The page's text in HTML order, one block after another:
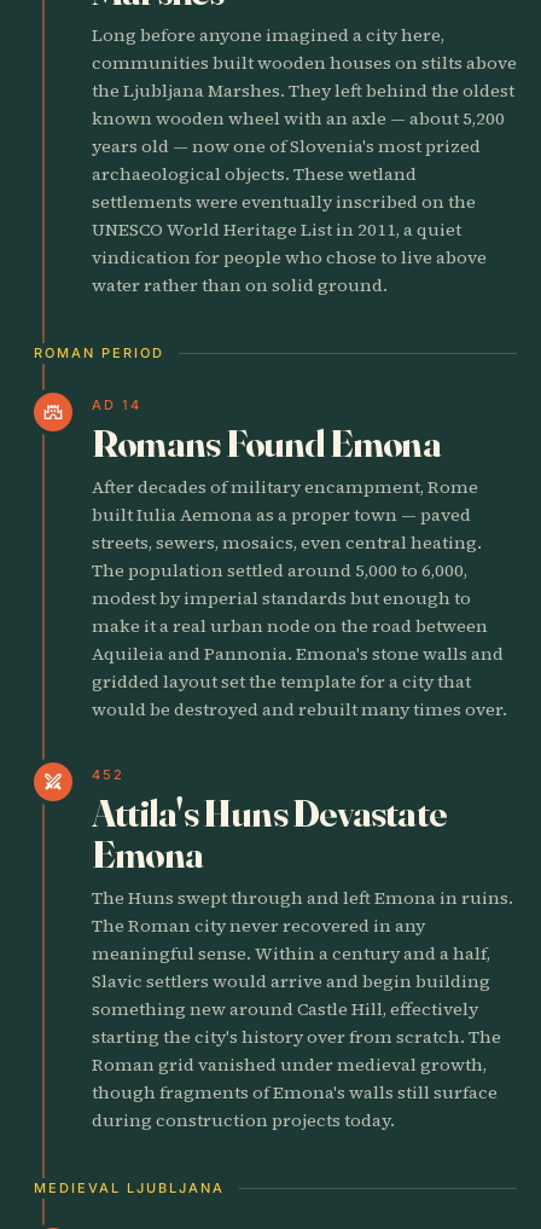
Long before anyone imagined a city here,
communities built wooden houses on stilts above
the Ljubljana Marshes. They left behind the oldest
known wooden wheel with an axle — about 5,200
years old — now one of Slovenia's most prized
archaeological objects. These wetland
settlements were eventually inscribed on the
UNESCO World Heritage List in 2011, a quiet
vindication for people who chose to live above
water rather than on solid ground.
ROMAN PERIOD
castle AD 14
Romans Found Emona
After decades of military encampment, Rome
built Iulia Aemona as a proper town — paved
streets, sewers, mosaics, even central heating.
The population settled around 5,000 to 6,000,
modest by imperial standards but enough to
make it a real urban node on the road between
Aquileia and Pannonia. Emona's stone walls and
gridded layout set the template for a city that
would be destroyed and rebuilt many times over.
swords 452
Attila's Huns Devastate
Emona
The Huns swept through and left Emona in ruins.
The Roman city never recovered in any
meaningful sense. Within a century and a half,
Slavic settlers would arrive and begin building
something new around Castle Hill, effectively
starting the city's history over from scratch. The
Roman grid vanished under medieval growth,
though fragments of Emona's walls still surface
during construction projects today.
MEDIEVAL LJUBLJANA